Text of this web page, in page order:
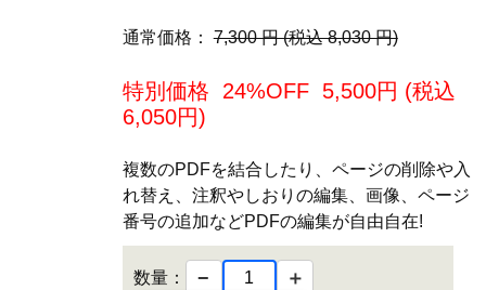
通常価格：7,300 円 (税込 8,030 円)
特別価格 24%OFF 5,500円 (税込
6,050円)
複数のPDFを結合したり、ページの削除や入
れ替え、注釈やしおりの編集、画像、ページ
番号の追加などPDFの編集が自由自在!
数量： − ＋